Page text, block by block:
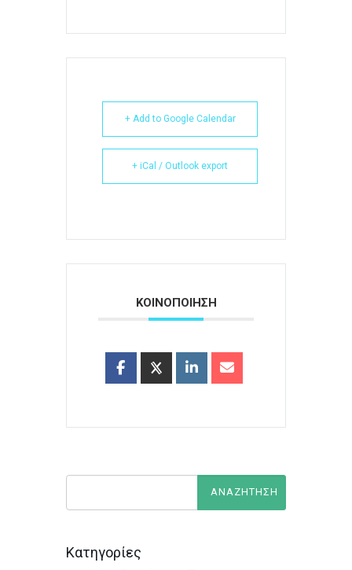
+ Add to Google Calendar
+ iCal / Outlook export
ΚΟΙΝΟΠΟΙΗΣΗ
Κατηγορίες